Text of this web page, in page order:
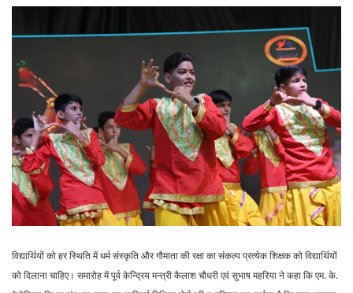
विद्यार्थियों को हर स्थिति में धर्म संस्कृति और गौमाता की रक्षा का संकल्प प्रत्येक शिक्षक को विद्यार्थियों
को दिलाना चाहिए। समारोह में पूर्व केन्द्रिय मन्त्री कैलाश चौधरी एवं सुभाष महरिया ने कहा कि एम. के.